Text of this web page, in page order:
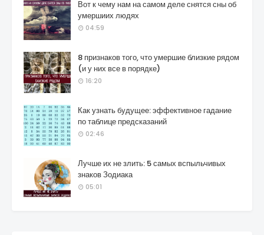
Вот к чему нам на самом деле снятся сны об
умершиих людях
04:59
8 признаков того, что умершие близкие рядом
(и у них все в порядке)
16:20
Как узнать будущее: эффективное гадание
по таблице предсказаний
02:46
Лучше их не злить: 5 самых вспыльчивых
знаков Зодиака
05:01